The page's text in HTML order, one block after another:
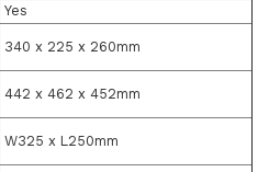
Yes
340 x 225 x 260mm
442 x 462 x 452mm
W325 x L250mm